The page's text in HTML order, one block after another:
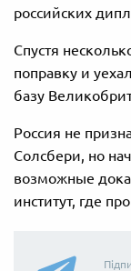
российских
Спустя
поправку и
базу
Россия не
Солсбери, но
возможные
институт, где